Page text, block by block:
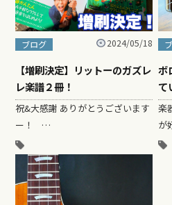
ブログ 2024/05/18
【増刷決定】リットーのガズレ
レ楽譜２冊！
祝&大感謝 ありがとうございます
ー！ …
ボ
て
楽
が